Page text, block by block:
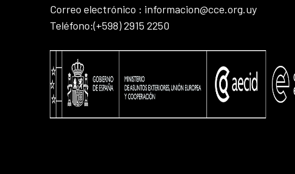
Correo electrónico : informacion@cce.org.uy
Teléfono:(+598) 2915 2250